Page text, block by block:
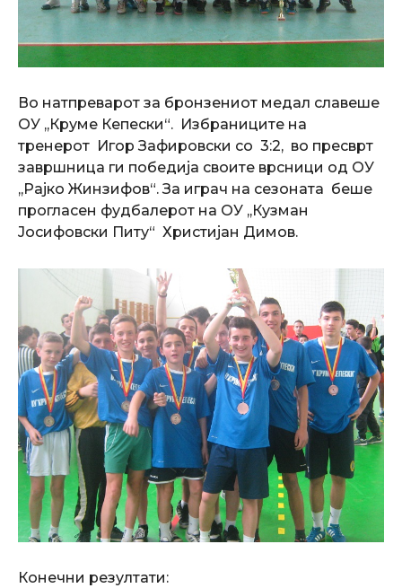
Во натпреварот за бронзениот медал славеше
ОУ ,,Круме Кепески“. Избраниците на
тренерот Игор Зафировски со 3:2, во пресврт
завршница ги победија своите врсници од ОУ
,,Рајко Жинзифов“. За играч на сезоната беше
прогласен фудбалерот на ОУ ,,Кузман
Јосифовски Питу“ Христијан Димов.
Конечни резултати: